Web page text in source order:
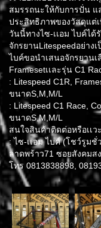
สมรรถนะให้กับการปั่น แ
ประสิทธิภาพของวัสดุแต่เ
วันนี้ทางไซ-เเอม ไบค์ได้
จักรยานLitespeedอย่าง
ไบค์ขอนำเสนอจักรยานเ
Framesetเเละรุ่น C1
: Litespeed C1R,
ขนาดS,M,M/L
: Litespeed C1 Race,
ขนาดS,M,M/L
สนใจสินค้าติดต่อหรือเเว
: ไซ-เเอม ไบค์ (โชว์รูมชั่
ลาดพร้าว71 ซอยสังคมส
โทร 0813838898,